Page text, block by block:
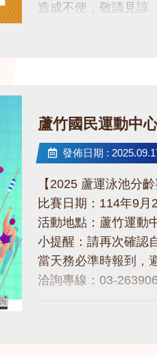
造成不便，敬請見諒
蘆竹國民運動中
發佈日期 :
【2025 蘆運泳池分
比賽日期：114年9
活動地點：蘆竹運動
小提醒：請再次確認
當天務必準時報到，
洽詢專線：03-